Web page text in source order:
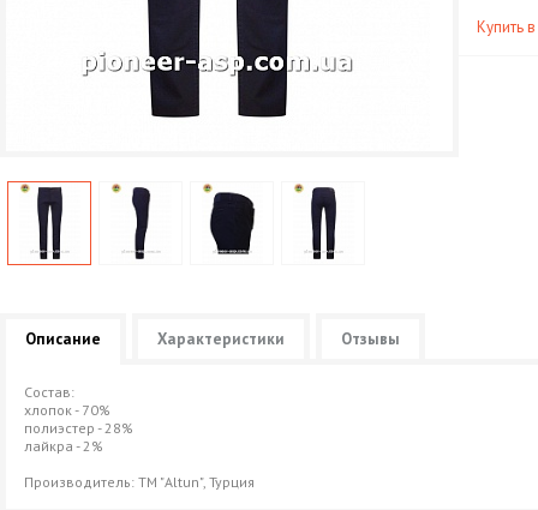
Купить
Описание Характеристики Отзывы
Состав:
хлопок - 70%
полиэстер - 28%
лайкра - 2%
Производитель: ТМ "Altun", Турция